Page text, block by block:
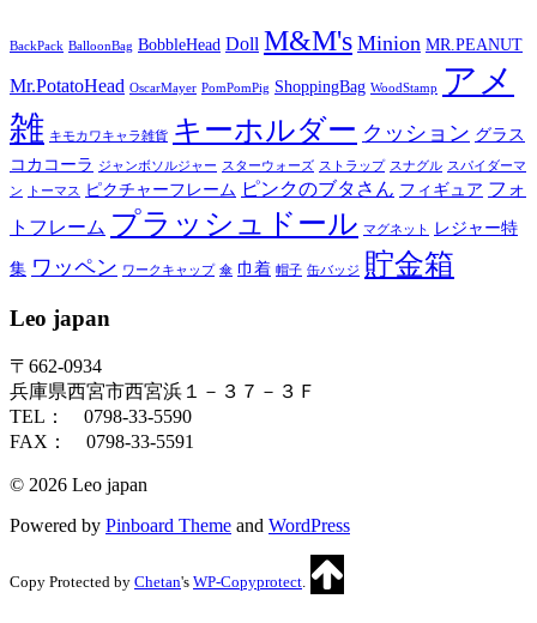
BackPack BalloonBag BobbleHead Doll M&M's Minion MR.PEANUT
Mr.PotatoHead OscarMayer PomPomPig ShoppingBag WoodStamp
アメ
雑 キモカワキャラ雑貨 キーホルダー クッション グラス
コカコーラ
ジャンボソルジャー スターウォーズ ストラップ スナグル スパイダーマ
ン
トーマス ピクチャーフレーム ピンクのブタさん フィギュア フォ
トフレーム プラッシュドール マグネット レジャー特
集 ワッペン ワークキャップ 傘 巾着 帽子 缶バッジ 貯金箱
Leo japan
〒662-0934
兵庫県西宮市西宮浜１－３７－３Ｆ
TEL： 0798-33-5590
FAX： 0798-33-5591
© 2026 Leo japan
Powered by Pinboard Theme and WordPress
Copy Protected by Chetan's WP-Copyprotect.